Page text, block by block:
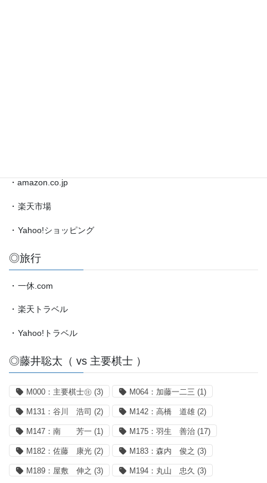
・amazon.co.jp
・ 楽天市場
・ Yahoo!ショッピング
◎旅行
・ 一休.com
・ 楽天トラベル
・ Yahoo!トラベル
◎藤井聡太（ vs 主要棋士 ）
M000：主要棋士㊟ (3) M064：加藤一二三 (1)
M131：谷川 浩司 (2) M142：高橋 道雄 (2)
M147：南 芳一 (1) M175：羽生 善治 (17)
M182：佐藤 康光 (2) M183：森内 俊之 (3)
M189：屋敷 伸之 (3) M194：丸山 忠久 (3)